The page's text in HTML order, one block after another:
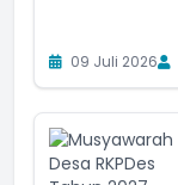
09 Juli 2026